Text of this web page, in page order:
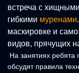
встреча с хищными
гибкими муренами
маскировке и
видов, прячущих
На занятиях ребята
обсудят правила